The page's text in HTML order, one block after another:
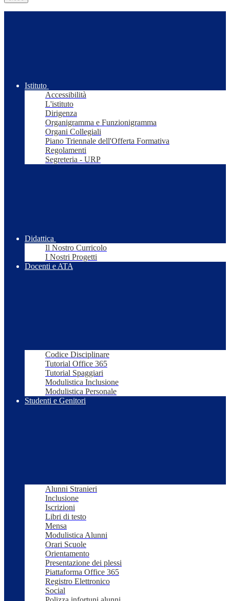
Istituto
Accessibilità
L'istituto
Dirigenza
Organigramma e Funzionigramma
Organi Collegiali
Piano Triennale dell'Offerta Formativa
Regolamenti
Segreteria - URP
Didattica
Il Nostro Curricolo
I Nostri Progetti
Docenti e ATA
Codice Disciplinare
Tutorial Office 365
Tutorial Spaggiari
Modulistica Inclusione
Modulistica Personale
Studenti e Genitori
Alunni Stranieri
Inclusione
Iscrizioni
Libri di testo
Mensa
Modulistica Alunni
Orari Scuole
Orientamento
Presentazione dei plessi
Piattaforma Office 365
Registro Elettronico
Social